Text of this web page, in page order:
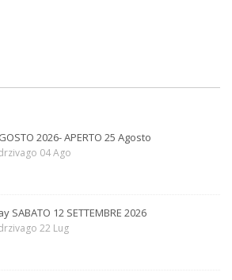
2026- APERTO 25 Agosto
04 Ago
SABATO 12 SETTEMBRE 2026
22 Lug